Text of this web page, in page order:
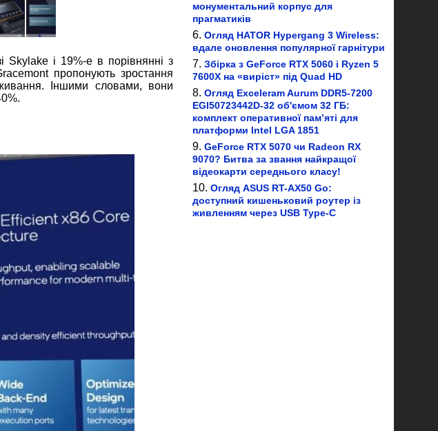
Skylake і 19%-е в порівнянні з
пропонують зростання
Іншими словами, вони
монументальний корпус для
прагматиків
Огляд HATOR Hypergang 3 Wireless:
вдале оновлення популярної гарнітури
Збірка з GeForce RTX 5060 і Ryzen 5
7600X на «виріст» під Quad HD
Огляд Exceleram Aurum DDR5-7200
EGI50723442D-32 об'ємом 32 ГБ:
комплект оперативної пам’яті для
платформи Intel LGA 1851
GeForce RTX 5070 чи Radeon RX
9070? Битва за звання найкращої
відеокарти середнього класу!
Огляд ASUS RT-AX50 Go:
доступний кишеньковий роутер із
живленням через USB Type-C